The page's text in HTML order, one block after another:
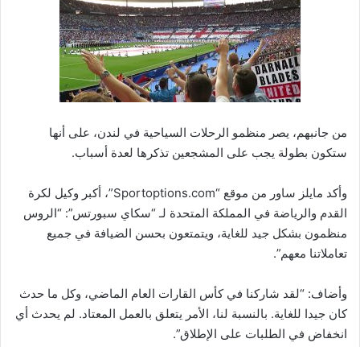
من جانبهم، يصر منظمو الرحلات السياحية في لندن، على أنها
ستكون بطولة يجب على المشجعين تذكرها لعدة أسباب.
وأكد مايلز ساور من موقع “Sportoptions.com”، أكبر وكيل لكرة
القدم والرياضة في المملكة المتحدة لـ “سكاي سبورتس”: “الروس
منظمون بشكل جيد للغاية، ويتمتعون بحسن الضيافة في جميع
تعاملاتنا معهم”.
وأضاف: “لقد شاركنا في كأس القارات العام الماضي، وكل ما حدث
كان جيدا للغاية. بالنسبة لنا، الأمر يتعلق بالعمل المعتاد. لم يحدث أي
انخفاض في الطلبات على الإطلاق”.